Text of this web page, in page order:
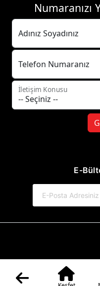
Numaranızı
Adınız Soyadınız
Telefon Numaranız
İletişim Konusu
E-